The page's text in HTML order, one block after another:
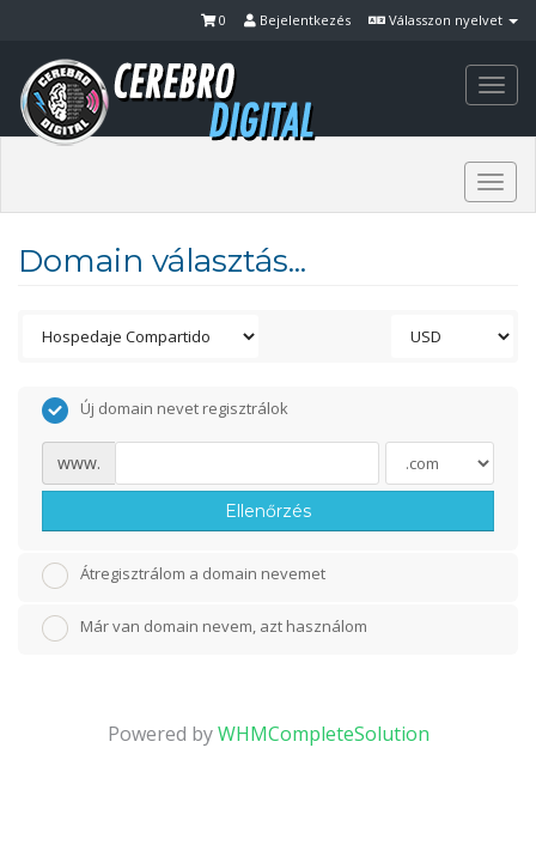
Válasszon nyelvet
Bejelentkezés
0
Domain választás...
Új domain nevet regisztrálok
www.
Ellenőrzés
Átregisztrálom a domain nevemet
Már van domain nevem, azt használom
Powered byWHMCompleteSolution